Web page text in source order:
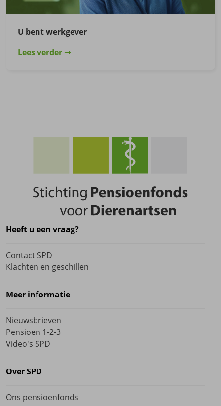
U bent werkgever
Lees verder
Heeft u een vraag?
Contact SPD
Klachten en geschillen
Meer informatie
Nieuwsbrieven
Pensioen 1-2-3
Video's SPD
Over SPD
Ons pensioenfonds